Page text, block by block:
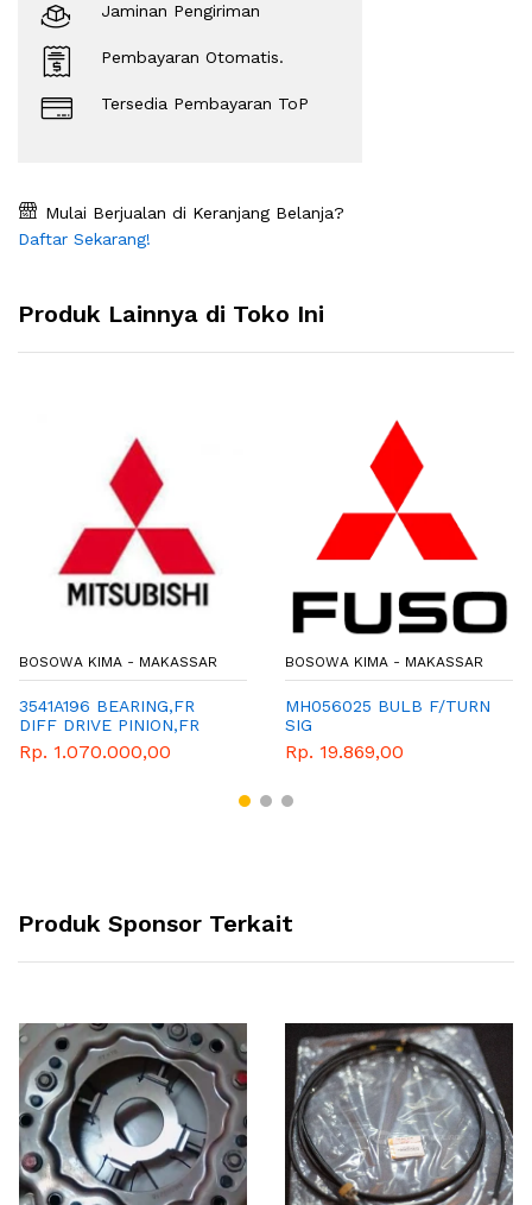
Jaminan Pengiriman
Pembayaran Otomatis.
Tersedia Pembayaran ToP
Mulai Berjualan di Keranjang Belanja?
Daftar Sekarang!
Produk Lainnya di Toko Ini
BOSOWA KIMA - MAKASSAR
3541A196 BEARING,FR
DIFF DRIVE PINION,FR
Rp. 1.070.000,00
BOSOWA KIMA - MAKASSAR
MH056025 BULB F/TURN
SIG
Rp. 19.869,00
Produk Sponsor Terkait